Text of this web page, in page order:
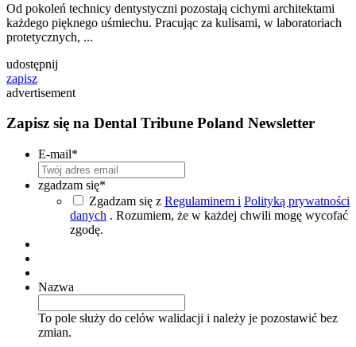
Od pokoleń technicy dentystyczni pozostają cichymi architektami
każdego pięknego uśmiechu. Pracując za kulisami, w laboratoriach
protetycznych, ...
udostępnij
zapisz
advertisement
Zapisz się na Dental Tribune Poland Newsletter
E-mail*
zgadzam się*
Zgadzam się z Regulaminem i Polityką prywatności
danych . Rozumiem, że w każdej chwili mogę wycofać
zgodę.
Nazwa
To pole służy do celów walidacji i należy je pozostawić bez
zmian.